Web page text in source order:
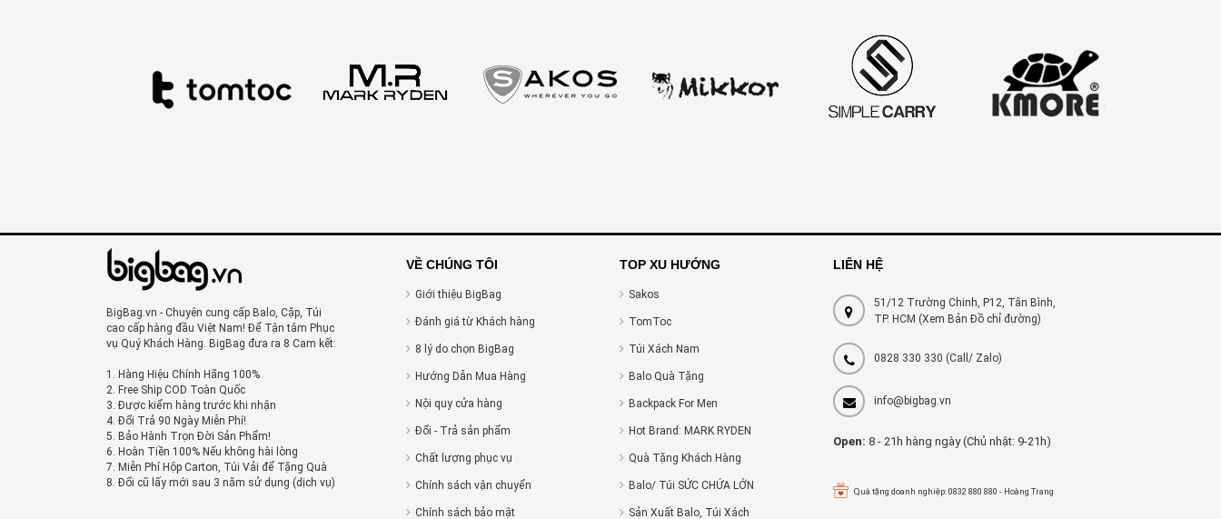
BigBag.vn - Chuyên cung cấp Balo, Cặp, Túi
cao cấp hàng đầu Việt Nam! Để Tận tâm Phục
vụ Quý Khách Hàng. BigBag đưa ra 8 Cam kết:
1. Hàng Hiệu Chính Hãng 100%
2. Free Ship COD Toàn Quốc
3. Được kiểm hàng trước khi nhận
4. Đổi Trả 90 Ngày Miễn Phí!
5. Bảo Hành Trọn Đời Sản Phẩm!
6. Hoàn Tiền 100% Nếu không hài lòng
7. Miễn Phí Hộp Carton, Túi Vải để Tặng Quà
8. Đổi cũ lấy mới sau 3 năm sử dụng (dịch vụ)
VỀ CHÚNG TÔI
Giới thiệu BigBag
Đánh giá từ Khách hàng
8 lý do chọn BigBag
Hướng Dẫn Mua Hàng
Nội quy cửa hàng
Đổi - Trả sản phẩm
Chất lượng phục vụ
Chính sách vận chuyển
Chính sách bảo mật
TOP XU HƯỚNG
Sakos
TomToc
Túi Xách Nam
Balo Quà Tặng
Backpack For Men
Hot Brand: MARK RYDEN
Quà Tặng Khách Hàng
Balo/ Túi SỨC CHỨA LỚN
Sản Xuất Balo, Túi Xách
LIÊN HỆ
51/12 Trường Chinh, P12, Tân Bình,
TP. HCM (Xem Bản Đồ chỉ đường)
0828 330 330 (Call/ Zalo)
info@bigbag.vn
Open: 8 - 21h hàng ngày (Chủ nhật: 9-21h)
Quà tặng doanh nghiệp: 0832 880 880 - Hoàng Trang